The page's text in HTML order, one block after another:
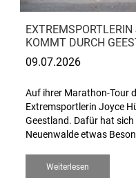
KOMMT DURCH
09.07.2026
Auf ihrer Marathon-Tour
Extremsportlerin Joyce
Geestland. Dafür hat
Neuenwalde etwas
Weiterlesen